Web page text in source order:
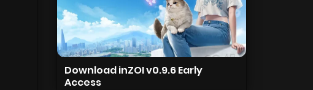
Download inZOI v0.9.6 Early
Access